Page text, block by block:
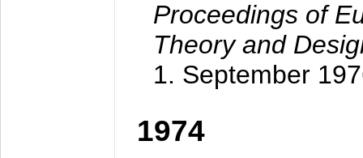
Proceedings of
Theory and
1. September
1974